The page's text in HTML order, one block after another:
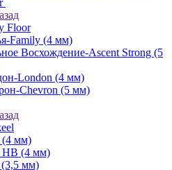
Floor
Family (4 мм)
Восхождение-Ascent Strong (5
London (4 мм)
Chevron (5 мм)
(4 мм)
HB (4 мм)
(3,5 мм)